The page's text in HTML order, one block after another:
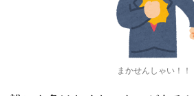
まかせんしゃい！！